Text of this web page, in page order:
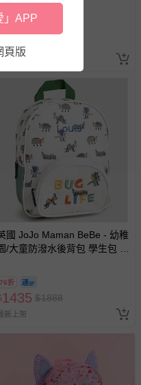
瓶、擠乳器、哺乳衣、托腹
貼上「不可拆封」，或具警
。
退換貨 & 退款問題
灣本島。如您位於離島地
品需加收離島運費。廠商
偏遠地區、樓層親送等加價
個人資料內的查詢訂單內，
是否完好，若商品遇瑕疵
，請見：退貨的辦理流程
訊、購物流程、付款方
貨及商品運送方式等有疑
，遇缺貨即會通知媽咪並協
1520
新上架
國 JoJo Maman BeBe - 幼稚
/大童防潑水後背包 學生包 旅
76折
1435 $1888
新上架
」APP
頁版